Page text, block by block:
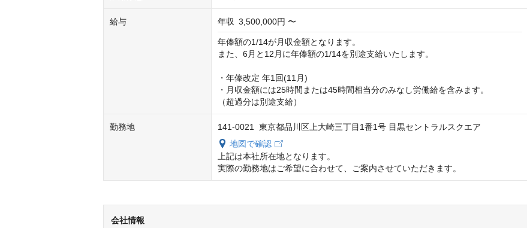
給与 年収 3,500,000円 〜
年俸額の1/14が月収金額となります。
また、6月と12月に年俸額の1/14を別途支給いたします。
・年俸改定 年1回(11月)
・月収金額には25時間または45時間相当分のみなし労働給を含みます。
（超過分は別途支給）
勤務地
141-0021 東京都品川区上大崎三丁目1番1号 目黒セントラルスクエア
地図で確認
上記は本社所在地となります。
実際の勤務地はご希望に合わせて、ご案内させていただきます。
会社情報